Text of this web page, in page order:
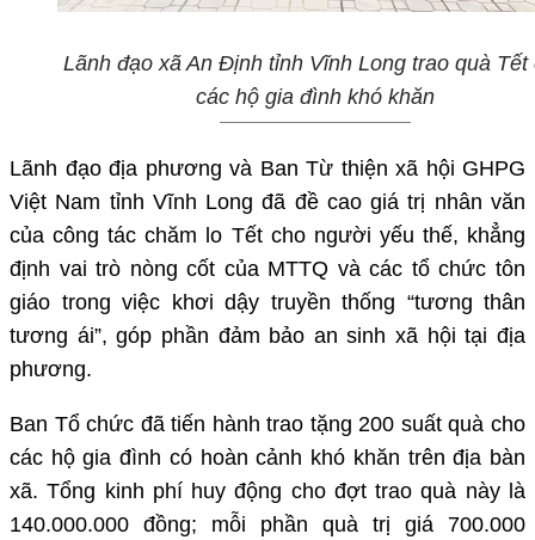
Lãnh đạo xã An Định tỉnh Vĩnh Long trao quà Tết
các hộ gia đình khó khăn
Lãnh đạo địa phương và Ban Từ thiện xã hội GHPG
Việt Nam tỉnh Vĩnh Long đã đề cao giá trị nhân văn
của công tác chăm lo Tết cho người yếu thế, khẳng
định vai trò nòng cốt của MTTQ và các tổ chức tôn
giáo trong việc khơi dậy truyền thống “tương thân
tương ái”, góp phần đảm bảo an sinh xã hội tại địa
phương.
Ban Tổ chức đã tiến hành trao tặng 200 suất quà cho
các hộ gia đình có hoàn cảnh khó khăn trên địa bàn
xã. Tổng kinh phí huy động cho đợt trao quà này là
140.000.000 đồng; mỗi phần quà trị giá 700.000